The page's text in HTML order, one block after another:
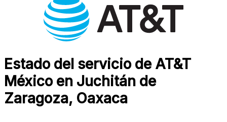
Estado del servicio de AT&T
México en Juchitán de
Zaragoza, Oaxaca